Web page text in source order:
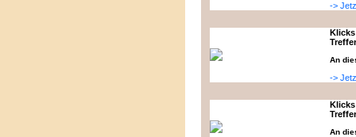
->
An
->
An